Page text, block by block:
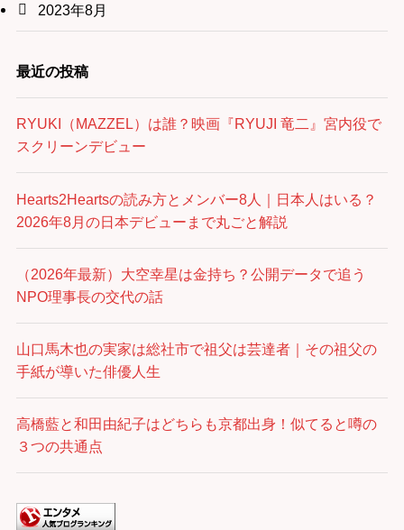
2023年8月
最近の投稿
RYUKI（MAZZEL）は誰？映画『RYUJI 竜二』宮内役で
スクリーンデビュー
Hearts2Heartsの読み方とメンバー8人｜日本人はいる？
2026年8月の日本デビューまで丸ごと解説
（2026年最新）大空幸星は金持ち？公開データで追う
NPO理事長の交代の話
山口馬木也の実家は総社市で祖父は芸達者｜その祖父の
手紙が導いた俳優人生
高橋藍と和田由紀子はどちらも京都出身！似てると噂の
３つの共通点